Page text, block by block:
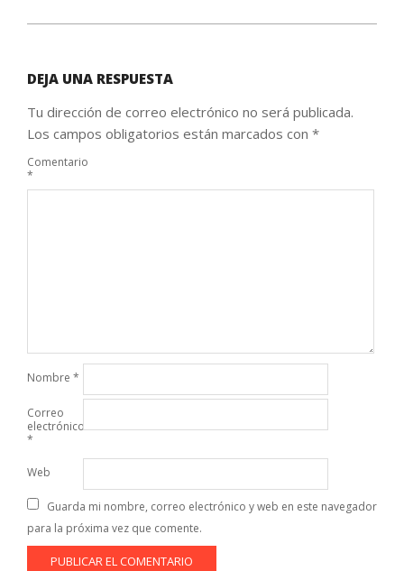
DEJA UNA RESPUESTA
Tu dirección de correo electrónico no será publicada.
Los campos obligatorios están marcados con *
Comentario
*
Nombre *
Correo
electrónico
*
Web
Guarda mi nombre, correo electrónico y web en este navegador
para la próxima vez que comente.